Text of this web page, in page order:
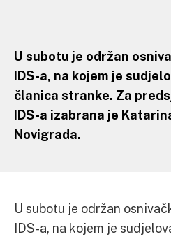
U subotu je održan
IDS-a, na kojem je
članica stranke. Za
IDS-a izabrana je
Novigrada.
U subotu je održan
IDS-a, na kojem je